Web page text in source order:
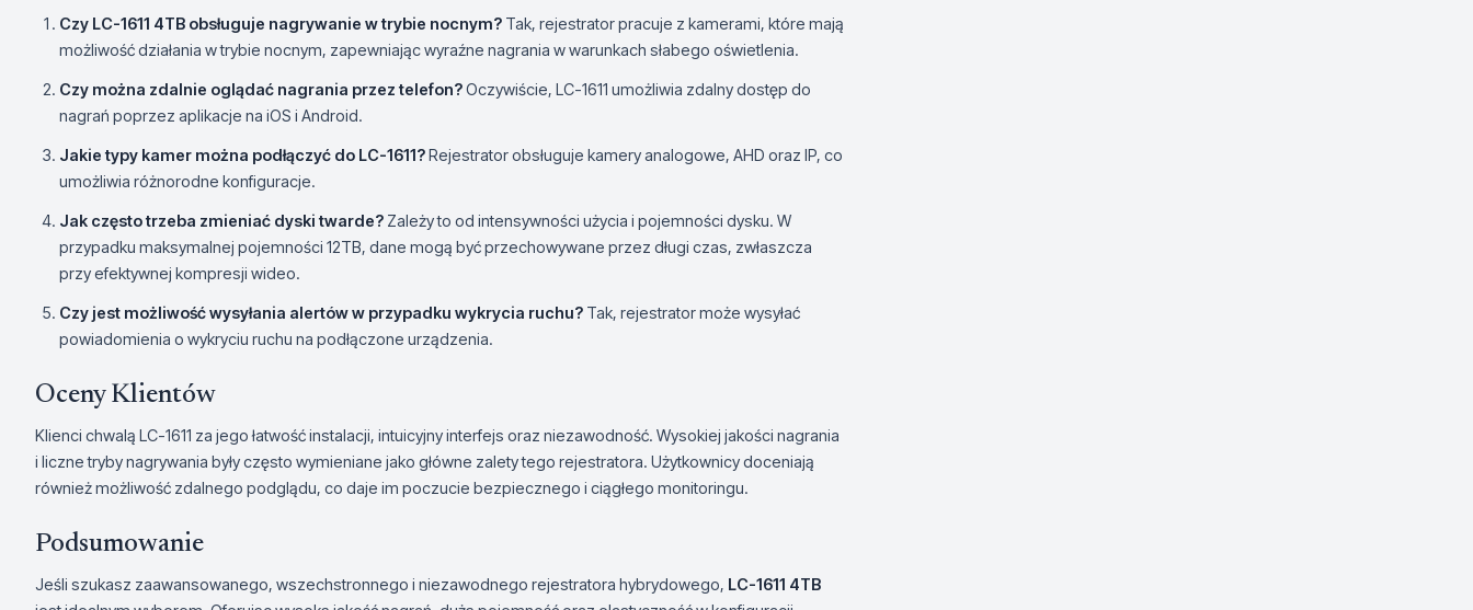
Czy LC-1611 4TB obsługuje nagrywanie w trybie nocnym? Tak, rejestrator pracuje z kamerami, które mają
możliwość działania w trybie nocnym, zapewniając wyraźne nagrania w warunkach słabego oświetlenia.
Czy można zdalnie oglądać nagrania przez telefon?Oczywiście, LC-1611 umożliwia zdalny dostęp do
nagrań poprzez aplikacje na iOS i Android.
Jakie typy kamer można podłączyć do LC-1611?Rejestrator obsługuje kamery analogowe, AHD oraz IP, co
umożliwia różnorodne konfiguracje.
Jak często trzeba zmieniać dyski twarde? Zależy to od intensywności użycia i pojemności dysku. W
przypadku maksymalnej pojemności 12TB, dane mogą być przechowywane przez długi czas, zwłaszcza
przy efektywnej kompresji wideo.
Czy jest możliwość wysyłania alertów w przypadku wykrycia ruchu? Tak, rejestrator może wysyłać
powiadomienia o wykryciu ruchu na podłączone urządzenia.
Oceny Klientów
Klienci chwalą LC-1611 za jego łatwość instalacji, intuicyjny interfejs oraz niezawodność. Wysokiej jakości nagrania
i liczne tryby nagrywania były często wymieniane jako główne zalety tego rejestratora. Użytkownicy doceniają
również możliwość zdalnego podglądu, co daje im poczucie bezpiecznego i ciągłego monitoringu.
Podsumowanie
Jeśli szukasz zaawansowanego, wszechstronnego i niezawodnego rejestratora hybrydowego, LC-1611 4TB